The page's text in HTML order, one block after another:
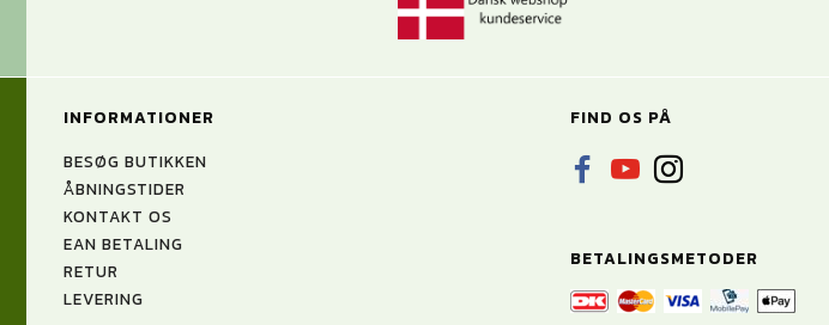
INFORMATIONER
BESØG BUTIKKEN
ÅBNINGSTIDER
KONTAKT OS
EAN BETALING
RETUR
LEVERING
FIND OS PÅ
BETALINGSMETODER